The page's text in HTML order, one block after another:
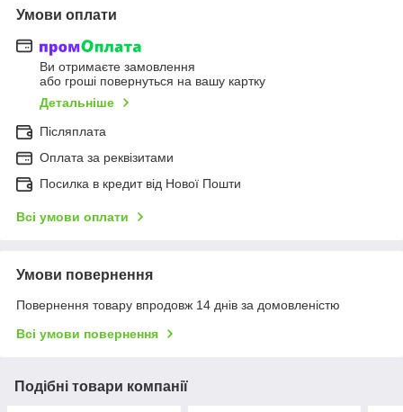
Умови оплати
Ви отримаєте замовлення
або гроші повернуться на вашу картку
Детальніше
Післяплата
Оплата за реквізитами
Посилка в кредит від Нової Пошти
Всі умови оплати
Умови повернення
Повернення товару впродовж 14 днів за домовленістю
Всі умови повернення
Подібні товари компанії